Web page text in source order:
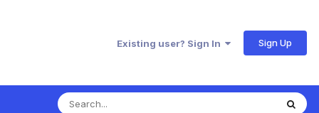
Existing user? Sign In Sign Up